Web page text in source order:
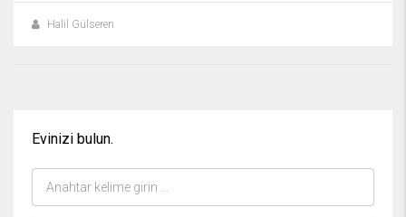
Halil Gülseren
Evinizi bulun.